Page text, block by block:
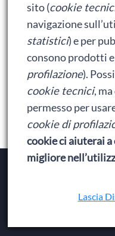
Meta
Accedi
Feed dei contenuti
Feed dei commenti
WordPress.org
sito (cookie
navigazione
statistici) e per
consono prodotti
profilazione).
cookie tecnici,
permesso per
cookie di
cookie ci aiuterai
migliore
Lascia